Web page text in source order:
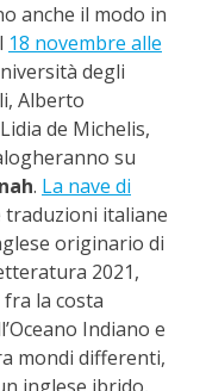
anche il modo in
18 novembre alle
degli
Alberto
de Michelis,
su
. La nave di
traduzioni italiane
originario di
2021,
la costa
Indiano e
mondi differenti,